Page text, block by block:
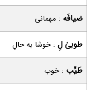
ضیافَه : مهمانی
طوبیٰ لِ : خوشا به حالِ
طَیِّب : خوب